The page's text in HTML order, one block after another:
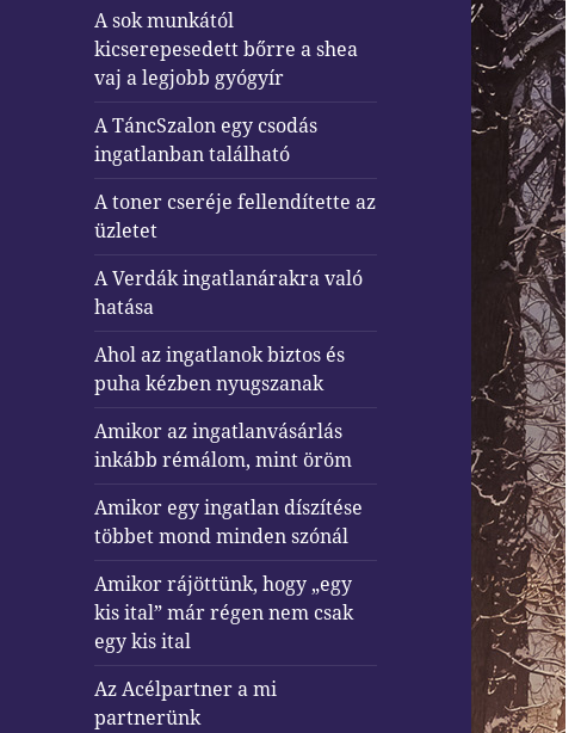
A sok munkától
kicserepesedett bőrre a shea
vaj a legjobb gyógyír
A TáncSzalon egy csodás
ingatlanban található
A toner cseréje fellendítette az
üzletet
A Verdák ingatlanárakra való
hatása
Ahol az ingatlanok biztos és
puha kézben nyugszanak
Amikor az ingatlanvásárlás
inkább rémálom, mint öröm
Amikor egy ingatlan díszítése
többet mond minden szónál
Amikor rájöttünk, hogy „egy
kis ital” már régen nem csak
egy kis ital
Az Acélpartner a mi
partnerünk